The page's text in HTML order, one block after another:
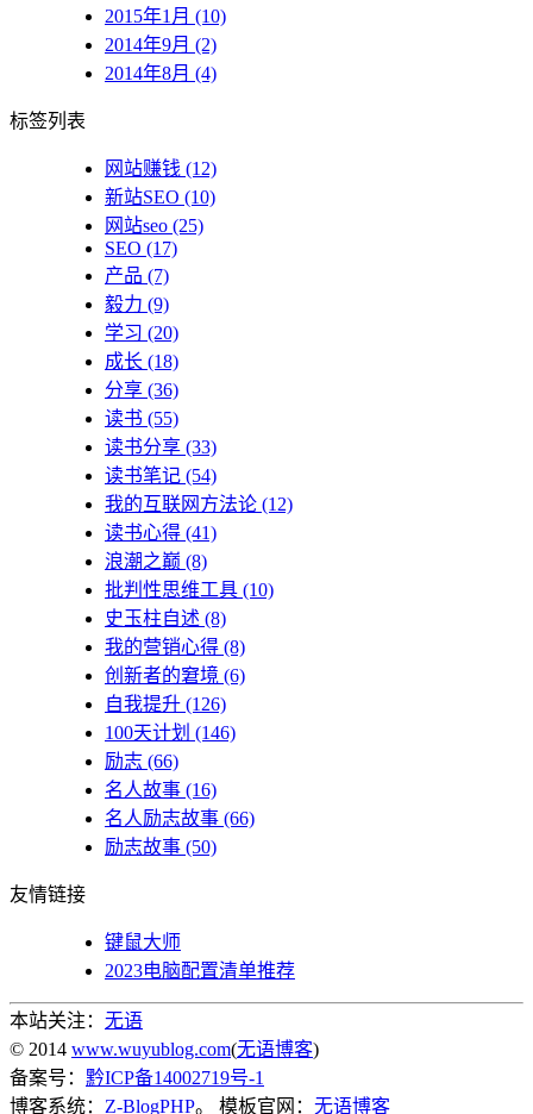
2015年1月 (10)
2014年9月 (2)
2014年8月 (4)
标签列表
网站赚钱 (12)
新站SEO (10)
网站seo (25)
SEO (17)
产品 (7)
毅力 (9)
学习 (20)
成长 (18)
分享 (36)
读书 (55)
读书分享 (33)
读书笔记 (54)
我的互联网方法论 (12)
读书心得 (41)
浪潮之巅 (8)
批判性思维工具 (10)
史玉柱自述 (8)
我的营销心得 (8)
创新者的窘境 (6)
自我提升 (126)
100天计划 (146)
励志 (66)
名人故事 (16)
名人励志故事 (66)
励志故事 (50)
友情链接
键鼠大师
2023电脑配置清单推荐
本站关注： 无语
© 2014 www.wuyublog.com(无语博客)
备案号： 黔ICP备14002719号-1
博客系统： Z-BlogPHP。 模板官网： 无语博客